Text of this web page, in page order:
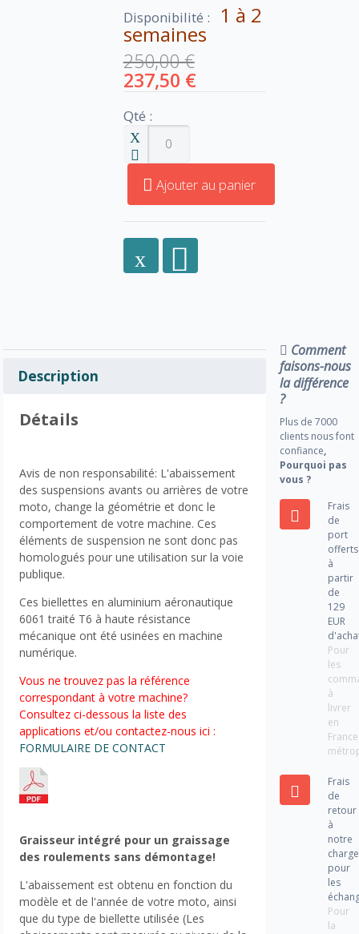
Disponibilité : 1 à 2
semaines
250,00 €
237,50 €
Qté :
Ajouter au panier
Description
Détails
Avis de non responsabilité: L'abaissement
des suspensions avants ou arrières de votre
moto, change la géométrie et donc le
comportement de votre machine. Ces
éléments de suspension ne sont donc pas
homologués pour une utilisation sur la voie
publique.
Ces biellettes en aluminium aéronautique
6061 traité T6 à haute résistance
mécanique ont été usinées en machine
numérique.
Vous ne trouvez pas la référence
correspondant à votre machine?
Consultez ci-dessous la liste des
applications et/ou contactez-nous ici :
FORMULAIRE DE CONTACT
Graisseur intégré pour un graissage
des roulements sans démontage!
L'abaissement est obtenu en fonction du
modèle et de l'année de votre moto, ainsi
que du type de biellette utilisée (Les
Comment
faisons-nous
la différence
?
Plus de 7000
clients nous font
confiance,
Pourquoi pas
vous ?
Frais
de
port
offerts
à
partir
de
129
EUR
Pour
les
à
livrer
en
France
Frais
de
retour
à
notre
charge
pour
les
Pour
la